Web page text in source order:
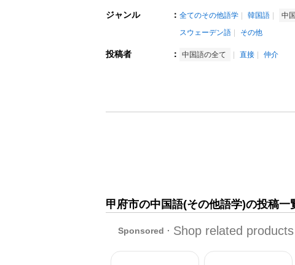
ジャンル ： 全てのその他語学 韓国語 中
スウェーデン語
その他
投稿者 ： 中国語の全て 直接 仲介
甲府市の中国語(その他語学)の投稿一